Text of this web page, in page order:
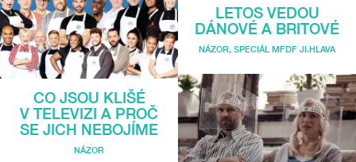
CO JSOU KLIŠÉ
V TELEVIZI A PROČ
SE JICH NEBOJÍME
NÁZOR
LETOS VEDOU
DÁNOVÉ A BRITOVÉ
NÁZOR, SPECIÁL MFDF JI.HLAVA